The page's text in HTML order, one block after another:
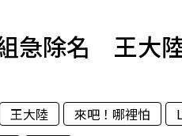
急除名 王大
王大陸 來吧！哪裡怕